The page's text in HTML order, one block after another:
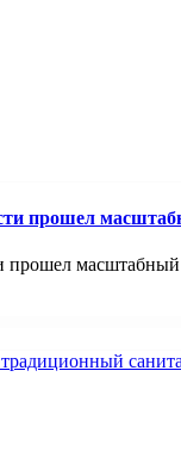
прошел
прошел